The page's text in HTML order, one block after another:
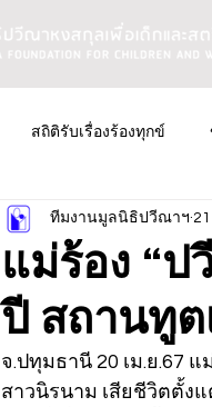
สถิติรับเรื่องร้องทุกข์
แม่ร้อง “ป
ปี สถานทูต
ทีมงานมูลนิธิปวีณาฯ
จ.ปทุมธานี 20 เม.ย.67
สาวนิรนาม เสียชีวิตตั้งแ